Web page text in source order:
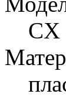
CX